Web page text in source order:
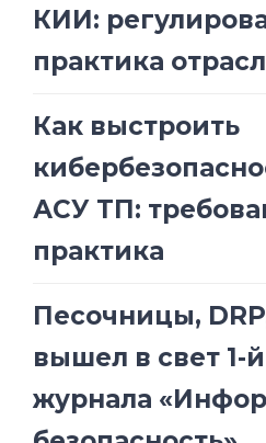
КИИ:
практика
Как выстроить
АСУ ТП:
практика
Песочницы,
вышел в свет 1-
журнала